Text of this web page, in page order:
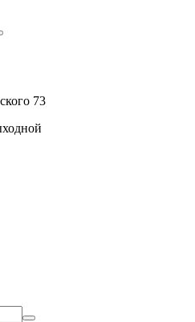
73